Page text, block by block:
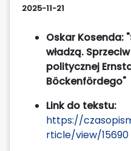
2025-11-21
Oskar Kosenda:
władzą.
politycznej
Böckenfördego"
Link do tekstu:
https://
rticle/view/15690